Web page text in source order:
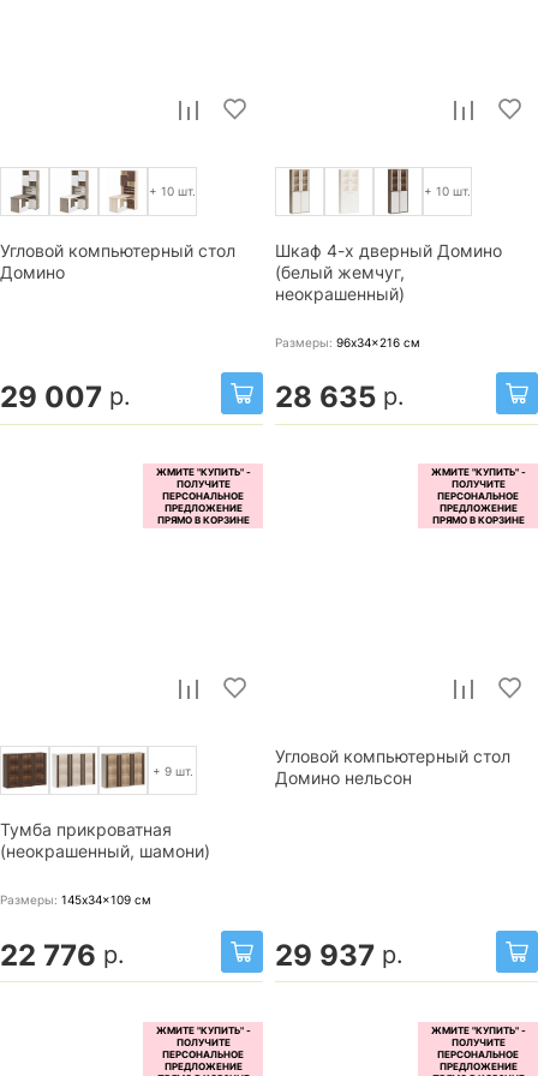
+ 10 шт.
Угловой компьютерный стол
Домино
29 007 р.
+ 10 шт.
Шкаф 4-х дверный Домино
(белый жемчуг,
неокрашенный)
Размеры: 96x34x216 см
28 635 р.
+ 9 шт.
Тумба прикроватная
(неокрашенный, шамони)
Размеры: 145x34x109 см
22 776 р.
Угловой компьютерный стол
Домино нельсон
29 937 р.